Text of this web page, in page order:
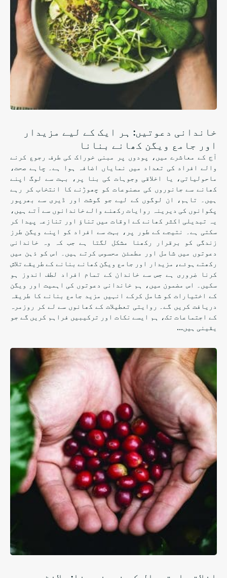
خاندانی دعوتیں: ہر ایک کے لیے مزیدار
اور جامع ویگن کھانے بنانا
آج کے معاشرے میں، پودوں پر مبنی خوراک کی طرف رجوع کرنے
والے افراد کی تعداد میں نمایاں اضافہ ہوا ہے۔ چاہے صحت،
ماحولیاتی، یا اخلاقی وجوہات کی بنا پر، بہت سے لوگ اپنے
کھانے سے جانوروں کی مصنوعات کو چھوڑنے کا انتخاب کر رہے
ہیں۔ تاہم، ان لوگوں کے لیے جو گوشت اور ڈیری سے بھرپور
پکوانوں کی دیرینہ روایات رکھنے والے خاندانوں سے آتے ہیں،
یہ تبدیلی اکثر کھانے کے اوقات میں تناؤ اور تنازعہ پیدا کر
سکتی ہے۔ نتیجے کے طور پر، بہت سے افراد کو اپنے ویگن طرز
زندگی کو برقرار رکھنا مشکل لگتا ہے جب کہ وہ خاندانی
دعوتوں میں شامل اور مطمئن محسوس کرتے ہیں۔ اس کو ذہن میں
رکھتے ہوئے، مزیدار اور جامع ویگن کھانے بنانے کے طریقے تلاش
کرنا ضروری ہے جس سے خاندان کے تمام افراد لطف اندوز ہو
سکیں۔ اس مضمون میں، ہم خاندانی دعوتوں کی اہمیت اور ویگن
کے اختیارات کو شامل کرکے انہیں مزید جامع بنانے کا طریقہ
دریافت کریں گے۔ روایتی تعطیلات کے کھانوں سے لے کر روزمرہ
کے اجتماعات تک، ہم ایسے نکات اور ترکیبیں فراہم کریں گے جو
یقینی ہیں…